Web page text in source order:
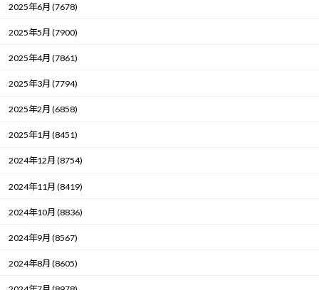
2025年6月 (7678)
2025年5月 (7900)
2025年4月 (7861)
2025年3月 (7794)
2025年2月 (6858)
2025年1月 (8451)
2024年12月 (8754)
2024年11月 (8419)
2024年10月 (8836)
2024年9月 (8567)
2024年8月 (8605)